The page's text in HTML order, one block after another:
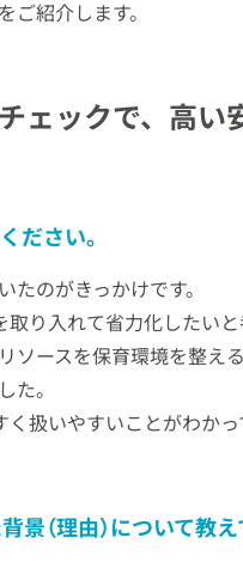
ご紹介します。
ェックで、高い
ださい。
のがきっかけです。
り入れて省力化したい
ソースを保育環境を整え
た。
扱いやすいことがわか
（理由）について教え